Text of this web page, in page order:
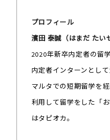
プロフィール
濱田 泰誠（はまだ たい
2020年新卒内定者の留
内定者インターンとし
マルタでの短期留学を
利用して留学をした「
はタピオカ。